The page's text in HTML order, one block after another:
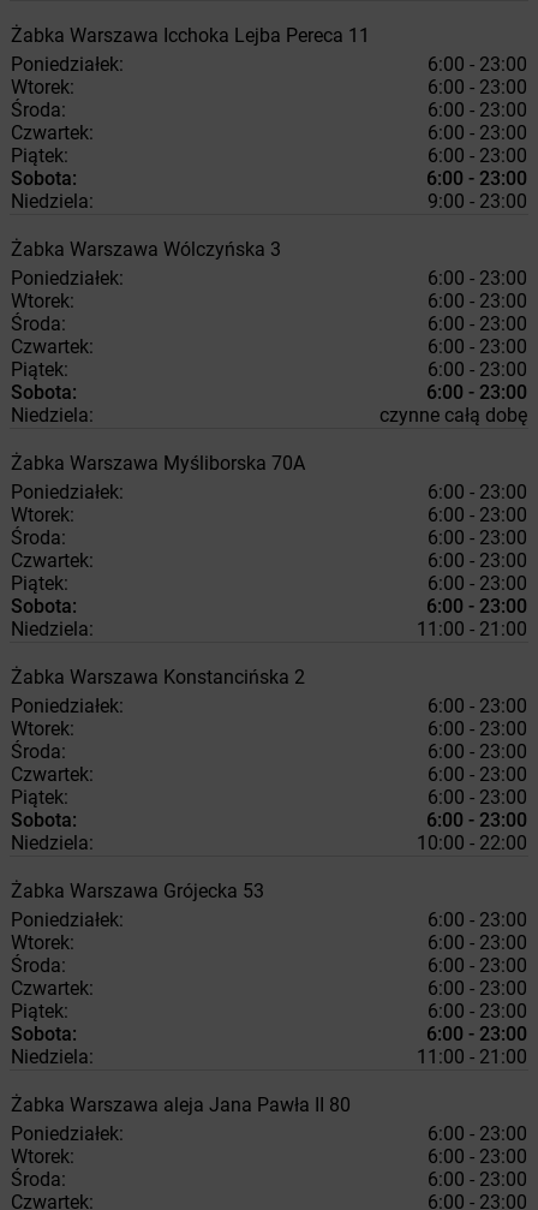
Żabka Warszawa Icchoka Lejba Pereca 11
Poniedziałek:
6:00 - 23:00
Wtorek:
6:00 - 23:00
Środa:
6:00 - 23:00
Czwartek:
6:00 - 23:00
Piątek:
6:00 - 23:00
Sobota:
6:00 - 23:00
Niedziela:
9:00 - 23:00
Żabka Warszawa Wólczyńska 3
Poniedziałek:
6:00 - 23:00
Wtorek:
6:00 - 23:00
Środa:
6:00 - 23:00
Czwartek:
6:00 - 23:00
Piątek:
6:00 - 23:00
Sobota:
6:00 - 23:00
Niedziela:
czynne całą dobę
Żabka Warszawa Myśliborska 70A
Poniedziałek:
6:00 - 23:00
Wtorek:
6:00 - 23:00
Środa:
6:00 - 23:00
Czwartek:
6:00 - 23:00
Piątek:
6:00 - 23:00
Sobota:
6:00 - 23:00
Niedziela:
11:00 - 21:00
Żabka Warszawa Konstancińska 2
Poniedziałek:
6:00 - 23:00
Wtorek:
6:00 - 23:00
Środa:
6:00 - 23:00
Czwartek:
6:00 - 23:00
Piątek:
6:00 - 23:00
Sobota:
6:00 - 23:00
Niedziela:
10:00 - 22:00
Żabka Warszawa Grójecka 53
Poniedziałek:
6:00 - 23:00
Wtorek:
6:00 - 23:00
Środa:
6:00 - 23:00
Czwartek:
6:00 - 23:00
Piątek:
6:00 - 23:00
Sobota:
6:00 - 23:00
Niedziela:
11:00 - 21:00
Żabka Warszawa aleja Jana Pawła II 80
Poniedziałek:
6:00 - 23:00
Wtorek:
6:00 - 23:00
Środa:
6:00 - 23:00
Czwartek:
6:00 - 23:00